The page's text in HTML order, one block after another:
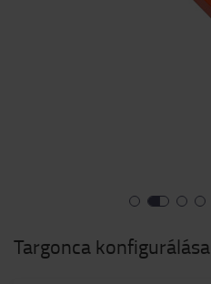
Targonca konfigurálása